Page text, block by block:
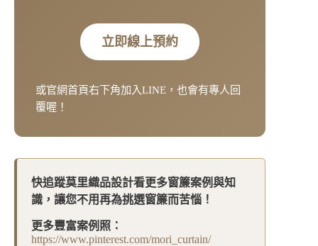
立即線上預約
或官網首頁右下角加入LINE，也會有專人回
覆喔！
快追蹤莫里織品設計看更多窗簾案例與知
識，讓您不用再為挑選窗簾而苦惱！
更多豐富案例照：
https://www.pinterest.com/mori_curtain/